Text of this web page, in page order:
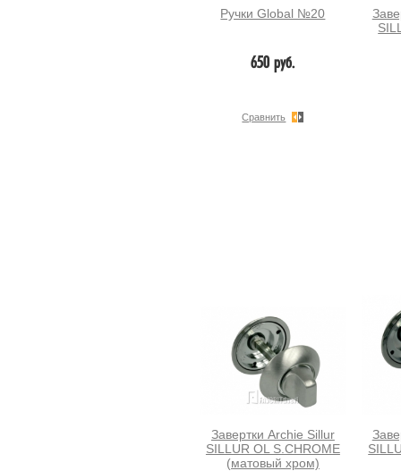
Ручки Global №20
650 руб.
Сравнить
Завертки Archie Sillur
SILLUR OL S.CHROME
(матовый хром)